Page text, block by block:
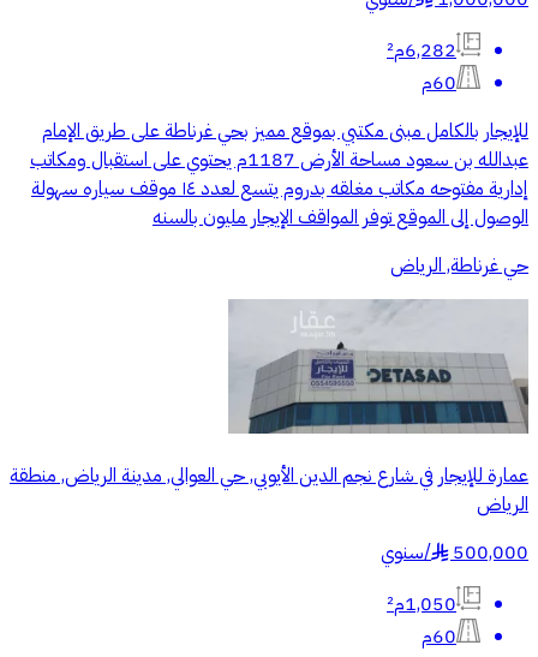
6,282م²
60م
للإيجار بالكامل مبنى مكتبي بموقع مميز بحي غرناطة على طريق الإمام
عبدالله بن سعود مساحة الأرض 1187م يحتوي على استقبال ومكاتب
إدارية مفتوحه مكاتب مغلقه بدروم يتسع لعدد ١٤ موقف سياره سهولة
الوصول إلى الموقع توفر المواقف الإيجار مليون بالسنه
حي غرناطة, الرياض
عمارة للإيجار في شارع نجم الدين الأيوبي, حي العوالي, مدينة الرياض, منطقة
الرياض
500,000
§
/سنوي
1,050م²
60م